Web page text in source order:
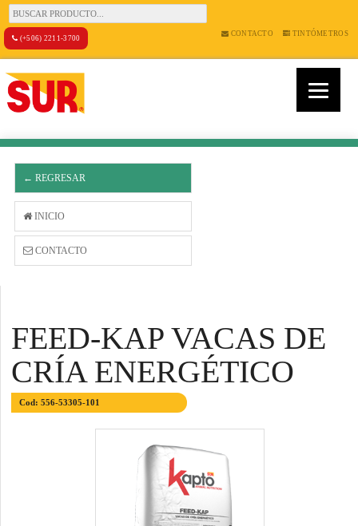
(+506) 2211-3700
CONTACTO TINTÓMETROS
← REGRESAR
INICIO
CONTACTO
FEED-KAP VACAS DE
CRÍA ENERGÉTICO
Cod: 556-53305-101